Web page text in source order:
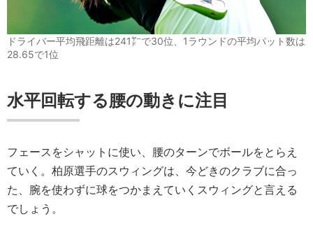
ドライバー平均飛距離は241㍎で30位、1ラウンドの平均パット数は
28.65で1位
水平回転する腰の動きに注目
フェースをシャットに使い、腰のターンでボールをとらえ
ていく。柏原選手のスウィングは、今どきのクラブに合っ
た、腕を使わずに球をつかまえていくスウィングと言える
でしょう。